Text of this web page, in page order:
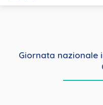
Giornata nazionale